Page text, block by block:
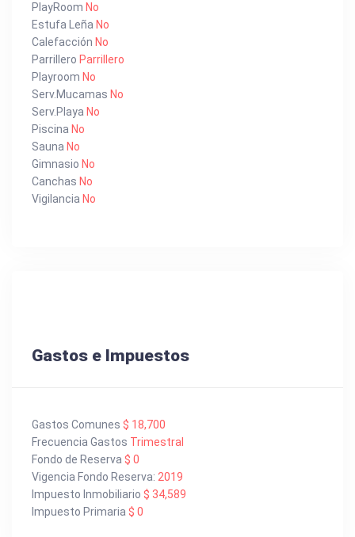
PlayRoom No
Estufa Leña No
Calefacción No
Parrillero Parrillero
Playroom No
Serv.Mucamas No
Serv.Playa No
Piscina No
Sauna No
Gimnasio No
Canchas No
Vigilancia No
Gastos e Impuestos
Gastos Comunes $ 18,700
Frecuencia Gastos Trimestral
Fondo de Reserva $ 0
Vigencia Fondo Reserva: 2019
Impuesto Inmobiliario $ 34,589
Impuesto Primaria $ 0